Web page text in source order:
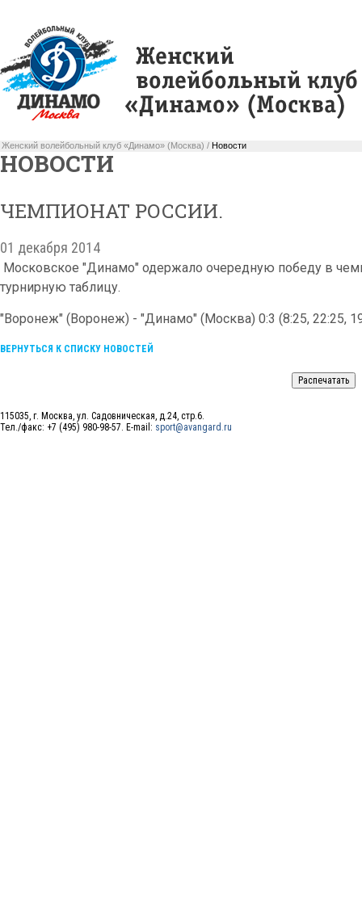
Женский волейбольный клуб «Динамо» (Москва) / Новости
НОВОСТИ
ЧЕМПИОНАТ РОССИИ.
01 декабря 2014
Московское "Динамо" одержало очередную победу в
турнирную таблицу.
"Воронеж" (Воронеж) - "Динамо" (Москва) 0:3 (8:25, 22:25,
ВЕРНУТЬСЯ К СПИСКУ НОВОСТЕЙ
115035, г. Москва, ул. Садовническая, д.24, стр.6.
Тел./факс: +7 (495) 980-98-57. E-mail: sport@avangard.ru